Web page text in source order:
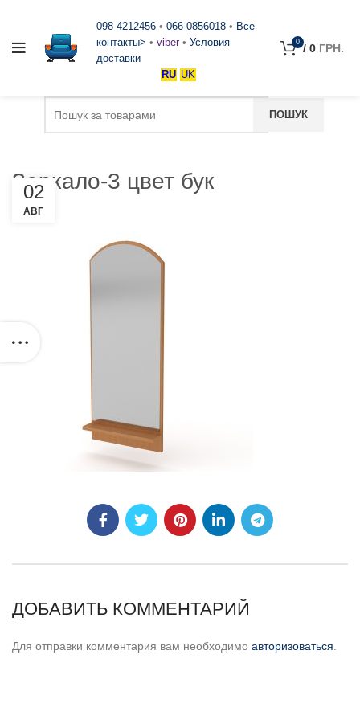
098 4212456 • 066 0856018 • Все
контакты> • viber • Условия
доставки
RU UK
0 / 0 ГРН.
Зеркало-3 цвет бук
02
АВГ
ДОБАВИТЬ КОММЕНТАРИЙ
Для отправки комментария вам необходимо авторизоваться